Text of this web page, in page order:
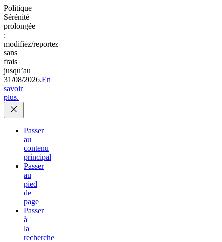
Politique
Sérénité
prolongée
:
modifiez/reportez
sans
frais
jusqu’au
31/08/2026.En
savoir
plus.
Passer
au
contenu
principal
Passer
au
pied
de
page
Passer
à
la
recherche